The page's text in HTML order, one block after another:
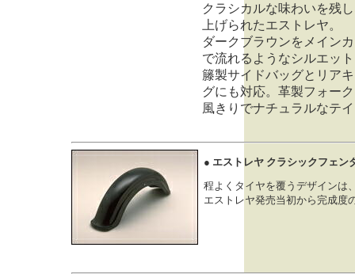
クラシカルな味わいを残
上げられたエストレヤ。
ダークブラウンをメイン
で流れるようなシルエッ
籐製サイドバッグとリア
グにも対応。革製フォー
風きりでナチュラルなテ
● エストレヤ クラシックフェン
程よくタイヤを覆うデザインは
エストレヤ発売当初から完成度